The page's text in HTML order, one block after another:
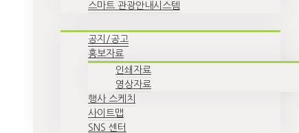
스마트 관광안내시스템
공지/공고
홍보자료
인쇄자료
영상자료
행사 스케치
사이트맵
SNS 센터